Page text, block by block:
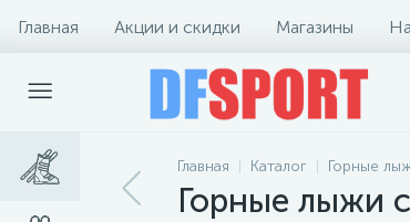
Главная Акции и скидки Магазины
Главная Каталог Горные
Горные лыжи